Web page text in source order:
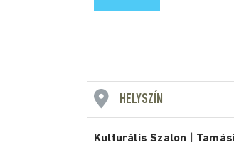
HELYSZÍN
Kulturális Szalon